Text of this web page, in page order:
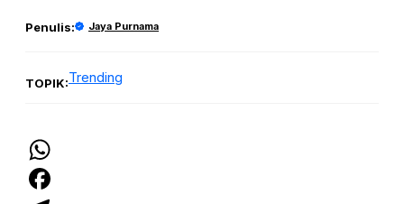
Penulis: Jaya Purnama
TOPIK:Trending